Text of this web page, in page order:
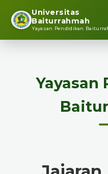
Universitas
Baiturrahmah
Yayasan Pendidikan
Yayasan